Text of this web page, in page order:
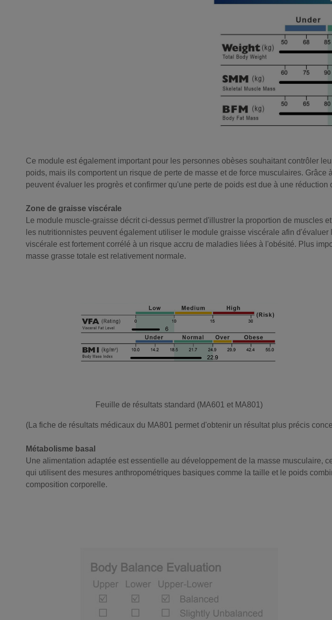
Ce module est également important pour les personnes obèses souhaitant contrôler
poids, mais ils comportent un risque de perte de masse et de force musculaires.
peuvent évaluer les progrès et confirmer qu'une perte de poids est due à une
Zone de graisse viscérale
Le module muscle-graisse décrit ci-dessus permet d'illustrer la proportion de
les nutritionnistes peuvent également utiliser le module graisse viscérale afin
viscérale est fortement corrélé à un risque accru de maladies liées à l'obésité. Plus
masse grasse totale est relativement normale.
Feuille de résultats standard (MA601 et MA801)
(La fiche de résultats médicaux du MA801 permet d'obtenir un résultat plus précis
Métabolisme basal
Une alimentation adaptée est essentielle au développement de la masse musculaire,
qui utilisent des mesures anthropométriques basiques comme la taille et le poids
composition corporelle.